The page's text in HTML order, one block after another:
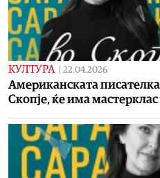
КУЛТУРА | 22.04.2026
Американската
Скопје, ќе има